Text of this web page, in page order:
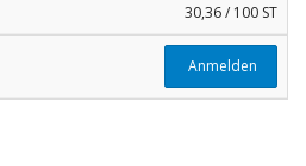
30,36 / 100 ST
Anmelden